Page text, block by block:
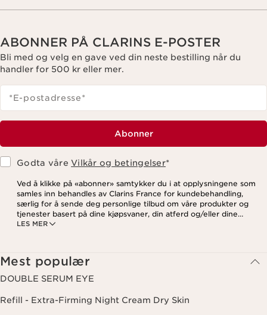
ABONNER PÅ CLARINS E-POSTER
Bli med og velg en gave ved din neste bestilling når du
handler for 500 kr eller mer.
*E-postadresse*
Abonner
Godta våreVilkår og betingelser*
LES MER
Ved å klikke på «abonner» samtykker du i at opplysningene som
samles inn behandles av Clarins France for kundebehandling,
særlig for å sende deg personlige tilbud om våre produkter og
tjenester basert på dine kjøpsvaner, din atferd og/eller dine
interesser, inkludert visning på sosiale medier og
avmeldingslenken i hvert nyhetsbrev. For mer informasjon om
hvordan vi behandler dine data og dine rettigheter, vennligst se
vår personvernerklæring
Mest populær
DOUBLE SERUM EYE
Refill - Extra-Firming Night Cream Dry Skin